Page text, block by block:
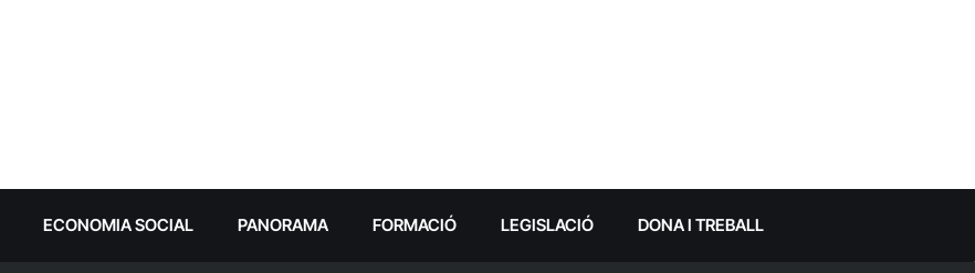
ECONOMIA SOCIAL PANORAMA FORMACIÓ LEGISLACIÓ DONA I TREBALL